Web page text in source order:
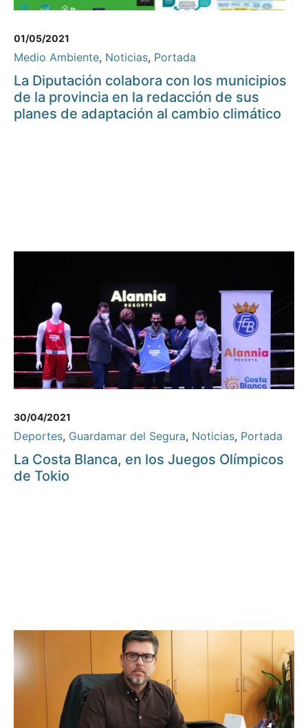
01/05/2021
Medio Ambiente, Noticias, Portada
La Diputación colabora con los municipios
de la provincia en la redacción de sus
planes de adaptación al cambio climático
30/04/2021
Deportes, Guardamar del Segura, Noticias, Portada
La Costa Blanca, en los Juegos Olímpicos
de Tokio